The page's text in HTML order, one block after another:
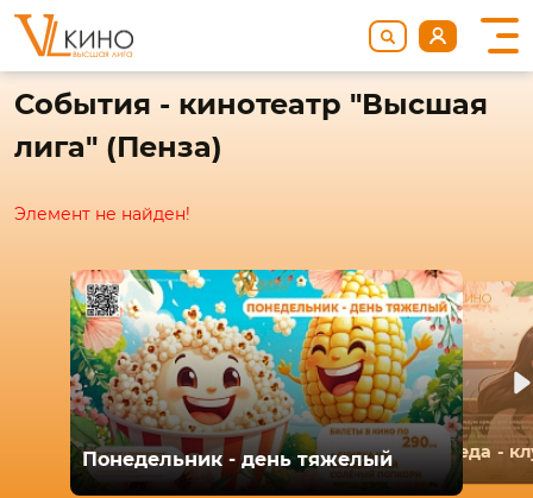
События - кинотеатр "Высшая
лига" (Пенза)
Элемент не найден!
Понедельник - день тяжелый Среда -